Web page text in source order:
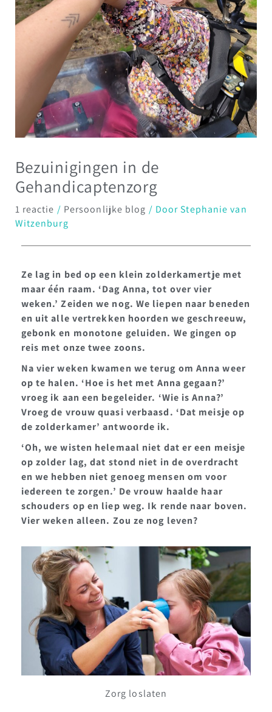
Bezuinigingen in de
Gehandicaptenzorg
1 reactie / Persoonlijke blog / DoorStephanie van
Witzenburg
Ze lag in bed op een klein zolderkamertje met
maar één raam. ‘Dag Anna, tot over vier
weken.’ Zeiden we nog. We liepen naar beneden
en uit alle vertrekken hoorden we geschreeuw,
gebonk en monotone geluiden. We gingen op
reis met onze twee zoons.
Na vier weken kwamen we terug om Anna weer
op te halen. ‘Hoe is het met Anna gegaan?’
vroeg ik aan een begeleider. ‘Wie is Anna?’
Vroeg de vrouw quasi verbaasd. ‘Dat meisje op
de zolderkamer’ antwoorde ik.
‘Oh, we wisten helemaal niet dat er een meisje
op zolder lag, dat stond niet in de overdracht
en we hebben niet genoeg mensen om voor
iedereen te zorgen.’ De vrouw haalde haar
schouders op en liep weg. Ik rende naar boven.
Vier weken alleen. Zou ze nog leven?
Zorg loslaten